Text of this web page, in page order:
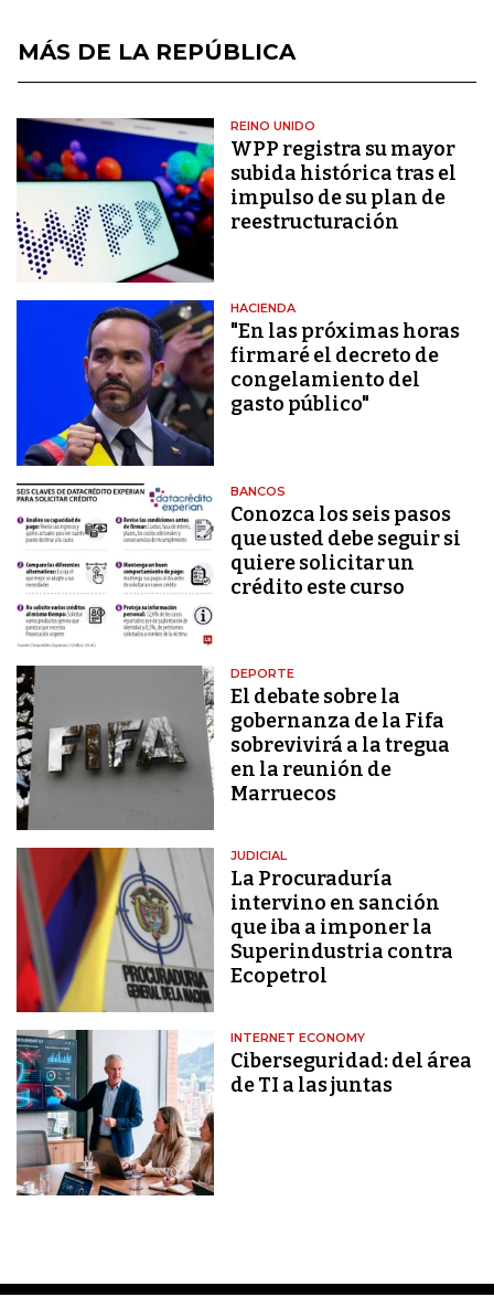
MÁS DE LA REPÚBLICA
REINO UNIDO
WPP registra su mayor
subida histórica tras el
impulso de su plan de
reestructuración
HACIENDA
"En las próximas horas
firmaré el decreto de
congelamiento del
gasto público"
BANCOS
Conozca los seis pasos
que usted debe seguir si
quiere solicitar un
crédito este curso
DEPORTE
El debate sobre la
gobernanza de la Fifa
sobrevivirá a la tregua
en la reunión de
Marruecos
JUDICIAL
La Procuraduría
intervino en sanción
que iba a imponer la
Superindustria contra
Ecopetrol
INTERNET ECONOMY
Ciberseguridad: del área
de TI a las juntas